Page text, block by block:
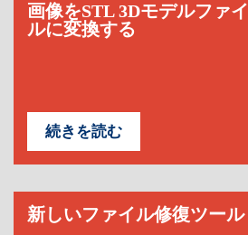
画像をSTL 3Dモデルファイ
ルに変換する
続きを読む
新しいファイル修復ツール